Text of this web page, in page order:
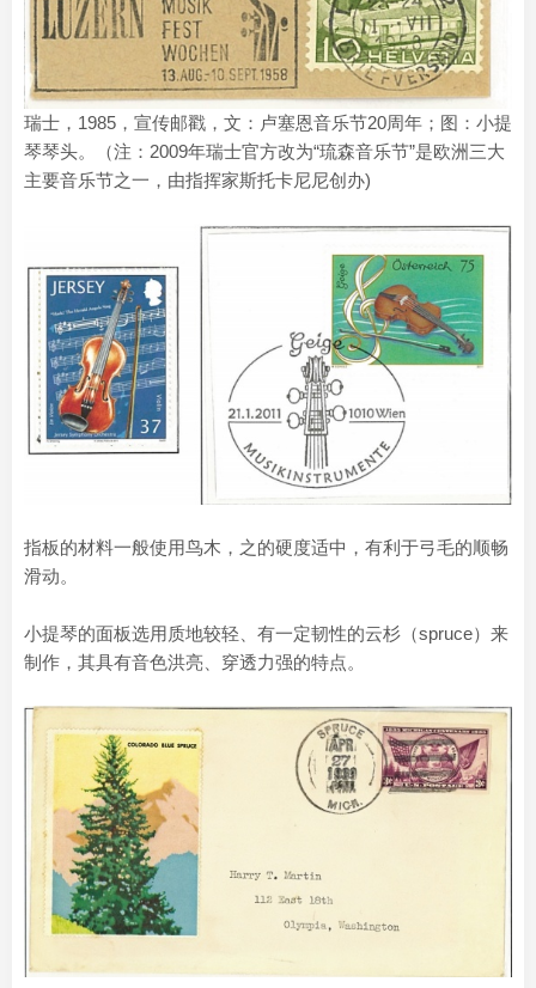
瑞士，1985，宣传邮戳，文：卢塞恩音乐节20周年；图：小提
琴琴头。（注：2009年瑞士官方改为“琉森音乐节”是欧洲三大
主要音乐节之一，由指挥家斯托卡尼尼创办)
指板的材料一般使用鸟木，之的硬度适中，有利于弓毛的顺畅
滑动。
小提琴的面板选用质地较轻、有一定韧性的云杉（spruce）来
制作，其具有音色洪亮、穿透力强的特点。